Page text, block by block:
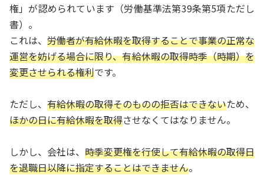
権」が認められています（労働基準法第39条第5項ただし
書）。
これは、 労働者が有給休暇を取得することで事業の正常な
運営を妨げる場合に限り、有給休暇の取得時季（時期）を
変更させられる権利です。
ただし、 有給休暇の取得そのものの拒否はできないため、
ほかの日に有給休暇を取得させなくてはなりません。
しかし、会社は、 時季変更権を行使して有給休暇の取得日
を退職日以降に指定することはできません。